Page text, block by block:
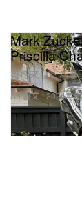
Art 藝文
Mark
Priscilla
靈感來自「為
2024年8